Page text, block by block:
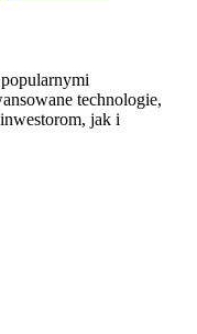
technologie,
jak i